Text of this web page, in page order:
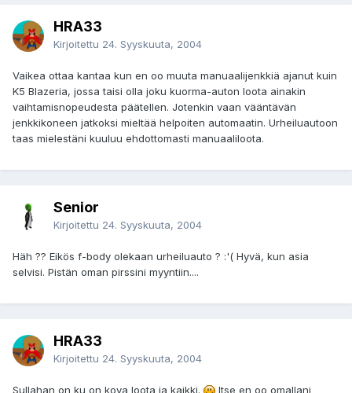
HRA33
Kirjoitettu 24. Syyskuuta, 2004
Vaikea ottaa kantaa kun en oo muuta manuaalijenkkiä ajanut kuin
K5 Blazeria, jossa taisi olla joku kuorma-auton loota ainakin
vaihtamisnopeudesta päätellen. Jotenkin vaan vääntävän
jenkkikoneen jatkoksi mieltää helpoiten automaatin. Urheiluautoon
taas mielestäni kuuluu ehdottomasti manuaaliloota.
Senior
Kirjoitettu 24. Syyskuuta, 2004
Häh ?? Eikös f-body olekaan urheiluauto ? :'( Hyvä, kun asia
selvisi. Pistän oman pirssini myyntiin....
HRA33
Kirjoitettu 24. Syyskuuta, 2004
Sullahan on ku on kova loota ja kaikki. Itse en oo omallani